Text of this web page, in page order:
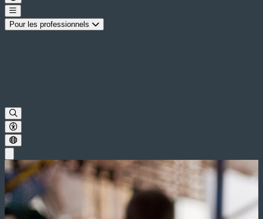
Pour les professionnels